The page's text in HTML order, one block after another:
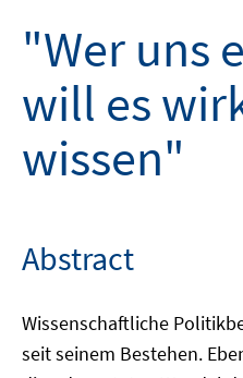
"Wer uns
will es
wissen"
Abstract
Wissenschaftliche
seit seinem Bestehen.